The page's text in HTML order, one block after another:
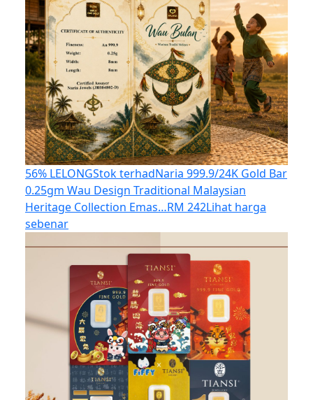
56% LELONGStok terhadNaria 999.9/24K Gold Bar
0.25gm Wau Design Traditional Malaysian
Heritage Collection Emas…RM 242Lihat harga
sebenar